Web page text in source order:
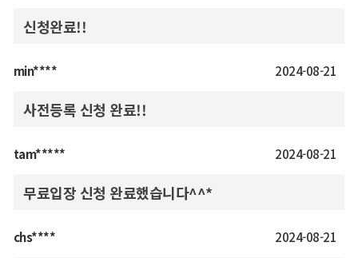
신청완료!!
min**** 2024-08-21
사전등록 신청 완료!!
tam***** 2024-08-21
무료입장 신청 완료했습니다^^*
chs**** 2024-08-21